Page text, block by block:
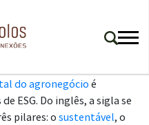
do agronegócio é
ESG. Do inglês, a sigla se
pilares: o sustentável, o